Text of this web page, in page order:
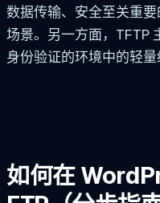
数据传输、安全至关重
场景。另一方面，TFTP
身份验证的环境中的轻量
如何在